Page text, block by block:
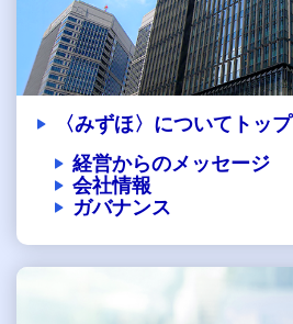
〈みずほ〉についてトップ
経営からのメッセージ
会社情報
ガバナンス